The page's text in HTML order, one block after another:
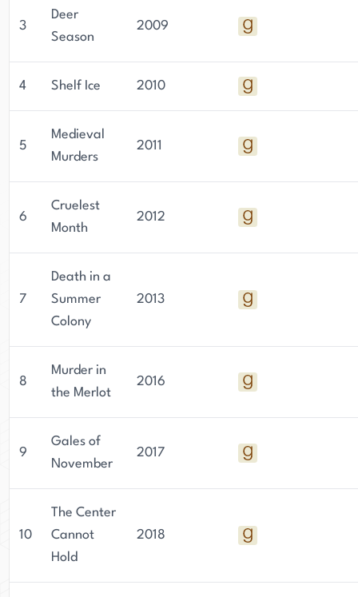
seiner Arbeit und seiner Radiosendung
offensichtlich.
3
Deer
Season
2009
4 Shelf Ice 2010
5
Medieval
Murders
2011
6
Cruelest
Month
2012
7
Death in a
Summer
Colony
2013
8
Murder in
the Merlot
2016
9
Gales of
November
2017
10
The Center
Cannot
Hold
2018